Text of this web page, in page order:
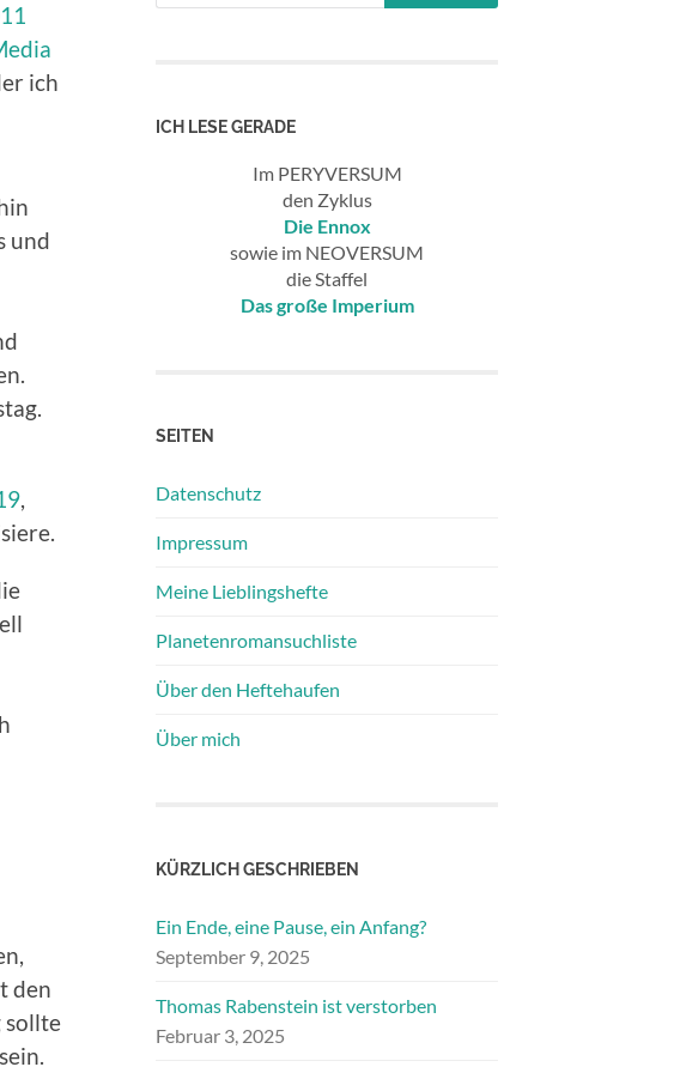
ich
und
,
den
sollte
ICH LESE GERADE
Im PERYVERSUM
den Zyklus
Die Ennox
sowie im NEOVERSUM
die Staffel
Das große Imperium
SEITEN
Datenschutz
Impressum
Meine Lieblingshefte
Planetenromansuchliste
Über den Heftehaufen
Über mich
KÜRZLICH GESCHRIEBEN
Ein Ende, eine Pause, ein Anfang?
September 9, 2025
Thomas Rabenstein ist verstorben
Februar 3, 2025